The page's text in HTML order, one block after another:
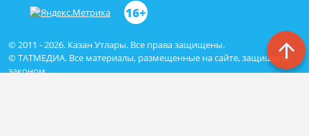
© 2011 - 2026. Казан Утлары. Все права защищены.
© ТАТМЕДИА. Все материалы, размещенные на сайте, защищены
законом.
16+